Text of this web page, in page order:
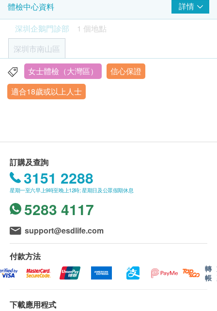
癌症指標 重點項目
甲種胎蛋白 (肝癌)
癌胚抗原 (腸癌)
CA15.3 (乳腺癌)
癌抗原 72.4 (胃)
人絨毛膜促性腺素
細胞角質素21-1 (肺)
肺癌指標 NSE
惡性腫瘤生長因數
EB病毒衣殼抗原IgA抗體（鼻咽癌）
EB病毒Rta-IgG（鼻咽癌）
α-羥丁酸脫氫酶
肌酸激酶
谷草轉氨酶
電腦掃描 重點項目
若要進行上腹部超聲波檢查，需空腹8小時以上。
檢查進行時，由於會使用到凝膠，可能稍感不適，
比如少許濕冷的感覺。
進行盆腔超聲波檢查之前，需要多喝水並在檢查1
小時之前避免小便，使膀胱充滿尿液，形成音感視
窗，使超聲波更清晰。
宮頸塗片應在例假結束 5 天後進行。如果您願意，
可先進行其他項目的檢查，並安排您在另一個時間
如您有近期外院的醫療報告，X光掃描片，化驗報
告以及服用藥物或藥物名，可攜帶至醫院。
天的辦公時間內，致電客戶預約身體檢查的時間及
地點。客戶亦可至少提前1日透過WhatsApp聯絡
深圳企鵝門診部進行預約（WhatsApp：+86
19076182486）。
客戶至現場後，深圳企鵝門診部工作人員會核對客
戶的姓名、出生年月日、手機號及健康網購
health.ESDlife訂購成功之電郵以確認客戶身份。
訂單如需改期，請至少提前1日透過WhatsApp聯
企鵝門診部可安排醫護人員陪同提供翻譯服務。
如果商戶頁面與體檢計劃頁面的繁體中文、簡體中
文、英文三個版本有任何抵觸或不相符之處，應以
繁體中文版本為準。
體檢報告為簡體中文版本。
體檢報告會在體檢後7~14個工作日內發送，客戶
可選擇以下途徑查看體檢報告：
體檢報告完成後，深圳企鵝門診部會發送提醒
訊息至客戶預留的手機號短信息內，微信小程
預留E-mail，深圳企鵝門診部會在報告完成後
體檢中心資料
詳情
深圳企鵝門診部
1 個地點
深圳市南山區
深圳市南山區軟件產業基地海天二路19號盈峰中心206,302
室
營業時間：星期二至星期六 上午08:30am - 17:30pm
女士體檢（大灣區）
信心保證
適合18歲或以上人士
訂購及查詢
3151 2288
星期一至六早上9時至晚上12時; 星期日及公眾假期休息
5283 4117
support@esdlife.com
付款方法
轉
帳
下載應用程式